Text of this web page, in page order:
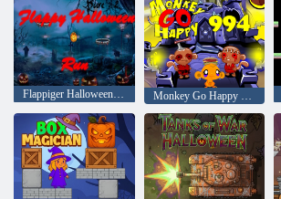
Flappiger Halloween-Lauf